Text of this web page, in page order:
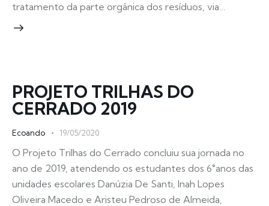
tratamento da parte orgânica dos resíduos, via…
PROJETO TRILHAS DO
CERRADO 2019
Ecoando 19/05/2020
O Projeto Trilhas do Cerrado concluiu sua jornada no
ano de 2019, atendendo os estudantes dos 6°anos das
unidades escolares Danúzia De Santi, Inah Lopes
Oliveira Macedo e Aristeu Pedroso de Almeida,